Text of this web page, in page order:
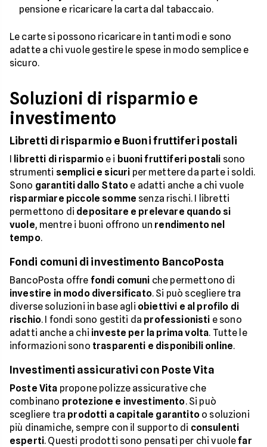
pensione e ricaricare la carta dal tabaccaio.
Le carte si possono ricaricare in tanti modi e sono
adatte a chi vuole gestire le spese in modo semplice e
sicuro.
Soluzioni di risparmio e
investimento
Libretti di risparmio e Buoni fruttiferi postali
I libretti di risparmioe i buoni fruttiferi postali sono
strumenti semplici e sicuri per mettere da parte i soldi.
Sono garantiti dallo Stato e adatti anche a chi vuole
risparmiare piccole somme senza rischi. I libretti
permettono di depositare e prelevare quando si
vuole, mentre i buoni offrono un rendimento nel
tempo.
Fondi comuni di investimento BancoPosta
BancoPosta offre fondi comuni che permettono di
investire in modo diversificato. Si può scegliere tra
diverse soluzioni in base agli obiettivi e al profilo di
rischio. I fondi sono gestiti da professionisti e sono
adatti anche a chi investe per la prima volta. Tutte le
informazioni sono trasparenti e disponibili online.
Investimenti assicurativi con Poste Vita
Poste Vita propone polizze assicurative che
combinano protezione e investimento. Si può
scegliere tra prodotti a capitale garantitoo soluzioni
più dinamiche, sempre con il supporto di consulenti
esperti. Questi prodotti sono pensati per chi vuolefar